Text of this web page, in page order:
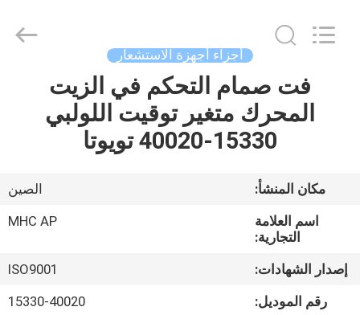
الصفحة
الرئيسية
معلومات
جولة
Limited.
أجزاء أجهزة الاستشعار
فت صمام التحكم في الزيت
المحرك متغير توقيت اللولبي
15330-40020 تويوتا
مكان المنشأ:
الصين
اسم العلامة
التجارية:
MHC AP
إصدار الشهادات:
ISO9001
رقم الموديل:
15330-40020